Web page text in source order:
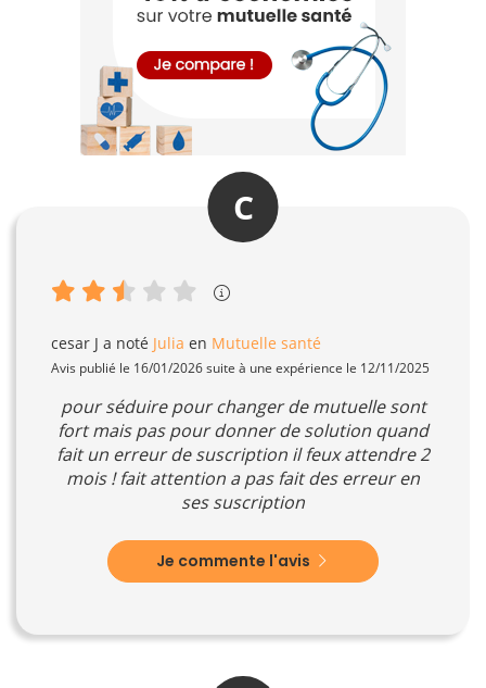
C
cesar J a noté Julia en Mutuelle santé
Avis publié le 16/01/2026 suite à une expérience le 12/11/2025
pour séduire pour changer de mutuelle sont
fort mais pas pour donner de solution quand
fait un erreur de suscription il feux attendre 2
mois ! fait attention a pas fait des erreur en
ses suscription
Je commente l'avis